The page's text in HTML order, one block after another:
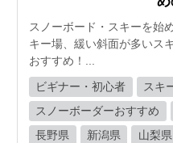
スノーボード・スキーを始
キー場、緩い斜面が多いス
おすすめ！...
ビギナー・初心者
スキ
スノーボーダーおすすめ
長野県
新潟県 山梨県